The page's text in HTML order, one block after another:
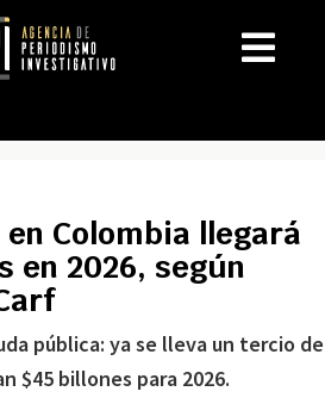
Colombia llegará
en 2026, según
pública: ya se lleva un tercio de
$45 billones para 2026.